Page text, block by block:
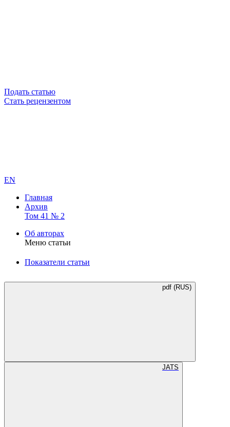
Подать статью
Стать рецензентом
EN
Главная
Архив
Том 41 № 2
Об авторах
Меню статьи
Показатели статьи
pdf (RUS)
JATS